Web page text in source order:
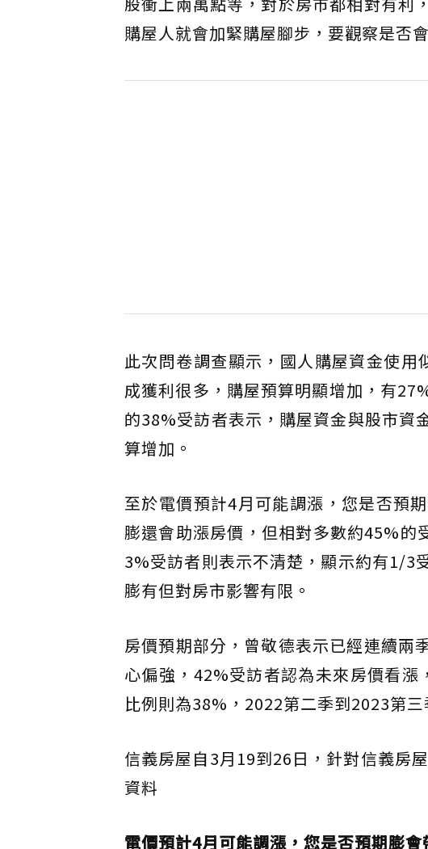
購屋人就會加緊購屋腳步，要觀察是否
此次問卷調查顯示，國人購屋資金使
成獲利很多，購屋預算明顯增加，有
的38%受訪者表示，購屋資金與股市資
算增加。
至於電價預計4月可能調漲，您是否預
膨還會助漲房價，但相對多數約45%的
3%受訪者則表示不清楚，顯示約有1/3
膨有但對房市影響有限。
房價預期部分，曾敬德表示已經連續兩
心偏強，42%受訪者認為未來房價看
比例則為38%，2022第二季到2023第
信義房屋自3月19到26日，針對信義房
資料
電價預計4月可能調漲，您是否預期膨